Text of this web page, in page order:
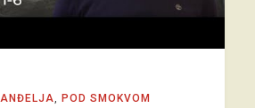
, POD SMOKVOM